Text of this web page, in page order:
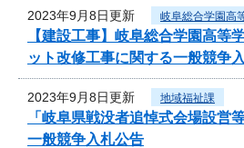
2023年9月8日更新 岐阜総合学園高
【建設工事】岐阜総合学園高等
ット改修工事に関する一般競争
2023年9月8日更新 地域福祉課
「岐阜県戦没者追悼式会場設営
一般競争入札公告